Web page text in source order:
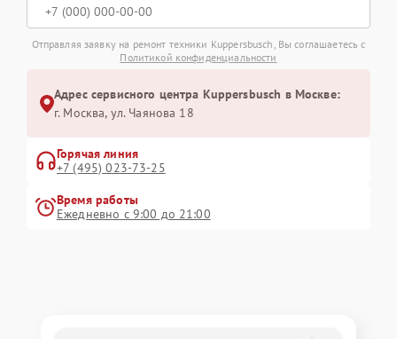
Отправляя заявку на ремонт техники Kuppersbusch, Вы соглашаетесь с
Политикой конфиденциальности
Адрес сервисного центра Kuppersbusch в Москве:
г. Москва, ул. Чаянова 18
Горячая линия
+7 (495) 023-73-25
Время работы
Ежедневно с 9:00 до 21:00